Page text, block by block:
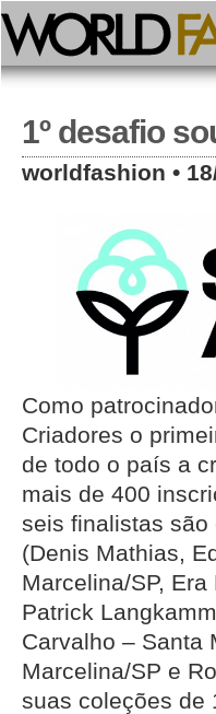
1º desafio
worldfashion •
Como
Criadores o
de todo o país a
mais de 400
seis finalistas são
(Denis Mathias,
Marcelina/SP,
Patrick
Carvalho – Santa
Marcelina/SP e
suas coleções de